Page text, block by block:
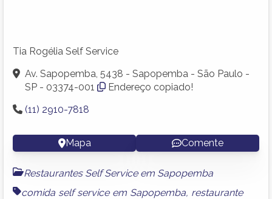
Tia Rogélia Self Service
Av. Sapopemba, 5438 - Sapopemba - São Paulo -
SP - 03374-001
Endereço copiado!
(11) 2910-7818
Mapa Comente
Restaurantes Self Service em Sapopemba
comida self service em Sapopemba, restaurante